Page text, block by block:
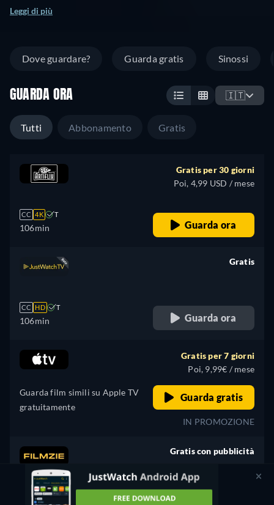
proteggono.
Leggi di più
Dove guardare? Guarda gratis Sinossi
GUARDA ORA 🇮🇹
Tutti Abbonamento Gratis
CC 4K T
106min
Gratis per 30 giorni
Poi, 4,99 USD / mese
Guarda ora
CC HD T
106min
Gratis
Guarda ora
Guarda film simili su Apple TV
gratuitamente
Gratis per 7 giorni
Poi, 9,99€ / mese
Guarda gratis
IN PROMOZIONE
CC HD T
Gratis con pubblicità